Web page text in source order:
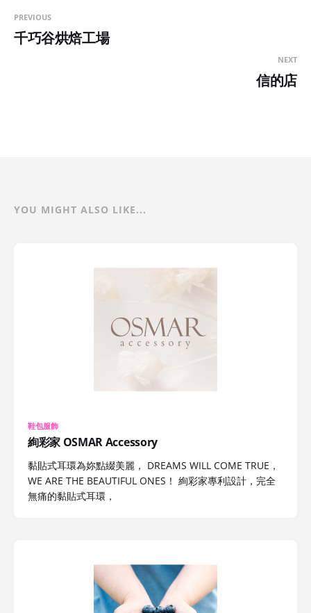
PREVIOUS
千巧谷烘焙工場
NEXT
信的店
YOU MIGHT ALSO LIKE...
鞋包服飾
絢彩家 OSMAR Accessory
黏貼式耳環為妳點綴美麗， DREAMS WILL COME TRUE，
WE ARE THE BEAUTIFUL ONES！ 絢彩家專利設計，完全
無痛的黏貼式耳環，